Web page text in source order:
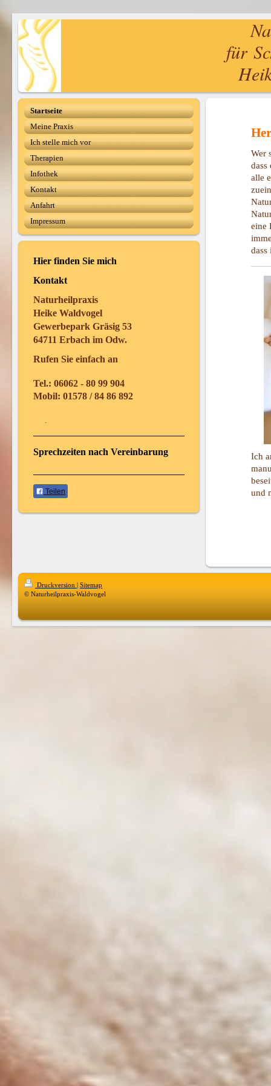
für
Startseite
Meine Praxis
Ich stelle mich vor
Therapien
Infothek
Kontakt
Anfahrt
Impressum
Hier finden Sie mich
Kontakt
Naturheilpraxis
Heike Waldvogel
Gewerbepark Gräsig 53
64711 Erbach im Odw.
Rufen Sie einfach an
Tel.: 06062 - 80 99 904
Mobil: 01578 / 84 86 892
.
Sprechzeiten nach Vereinbarung
Teilen
Wer
dass
alle
eine
dass
Ich
und
Druckversion | Sitemap
© Naturheilpraxis-Waldvogel